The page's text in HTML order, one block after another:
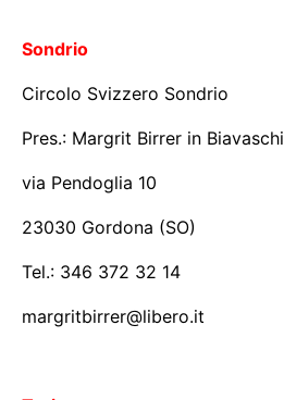
Sondrio
Circolo Svizzero Sondrio
Pres.: Margrit Birrer in Biavaschi
via Pendoglia 10
23030 Gordona (SO)
Tel.: 346 372 32 14
margritbirrer@libero.it